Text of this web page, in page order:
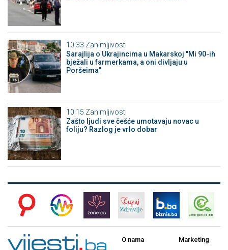
10:33 Zanimljivosti
Sarajlija o Ukrajincima u Makarskoj "Mi 90-ih
bježali u farmerkama, a oni divljaju u
Poršeima"
10:15 Zanimljivosti
Zašto ljudi sve češće umotavaju novac u
foliju? Razlog je vrlo dobar
O nama
Marketing